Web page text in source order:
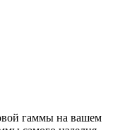
гаммы на вашем